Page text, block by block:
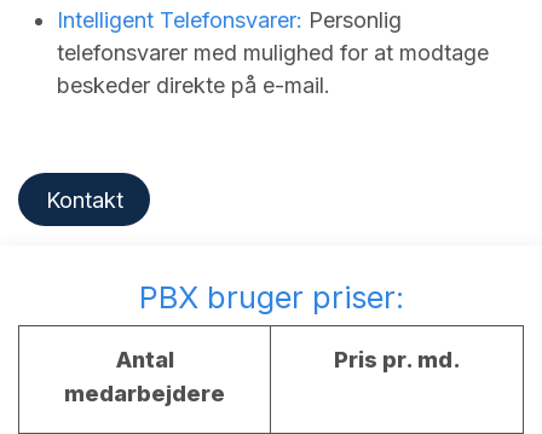
Intelligent Telefonsvarer: Personlig
telefonsvarer med mulighed for at modtage
beskeder direkte på e-mail.
Kontakt
PBX bruger priser:
Antal
medarbejdere
Pris pr. md.